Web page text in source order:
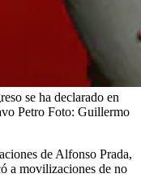
se ha declarado en
Petro Foto: Guillermo
de Alfonso Prada,
a movilizaciones de no